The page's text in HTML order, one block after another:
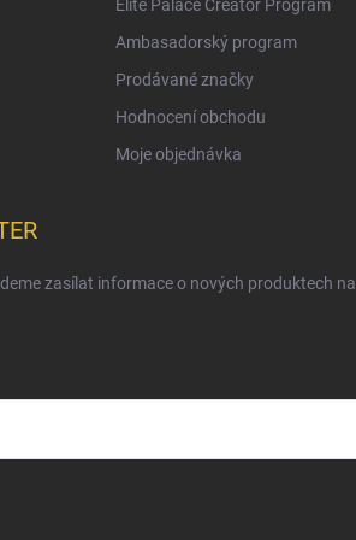
Elite Palace Creator Program
Ambasadorský program
Prodávané značky
Hodnocení obchodu
Moje objednávka
zasílat informace o nových produktech na